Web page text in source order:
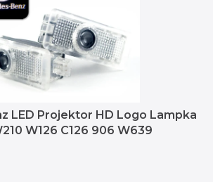
LED Projektor HD Logo Lampka
W210 W126 C126 906 W639